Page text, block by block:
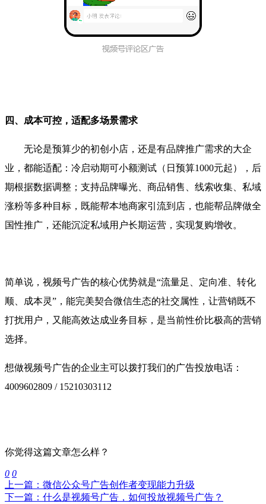
四、成本可控，适配多场景需求
无论是预算少的初创小店，还是有品牌推广需求的大企
业，都能适配：冷启动期可小额测试（日预算1000元起），后
期根据数据调整；支持品牌曝光、商品销售、线索收集、私域
涨粉等多种目标，既能帮本地商家引流到店，也能帮品牌做全
国性推广，还能沉淀私域用户长期运营，实现复购增收。
简单说，视频号广告的核心优势就是“流量足、定向准、转化
顺、成本灵”，能完美契合微信生态的社交属性，让营销既不
打扰用户，又能高效达成业务目标，是当前性价比极高的营销
选择。
想做视频号广告的企业主可以拨打我们的广告投放电话：
4009602809 / 15210303112
你觉得这篇文章怎么样？
0 0
上一篇：微信公众号广告创作者变现能力升级
下一篇：什么是视频号广告，如何投放视频号广告？